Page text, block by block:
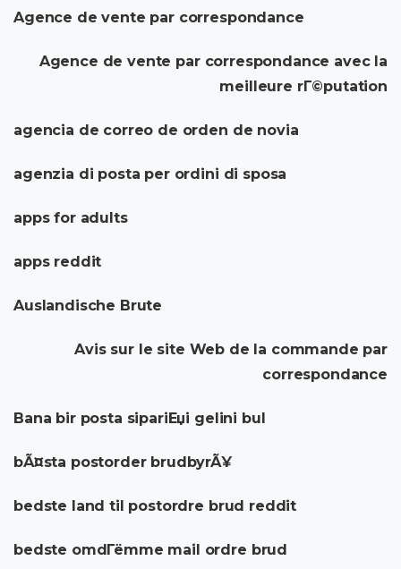
Agence de vente par correspondance
Agence de vente par correspondance avec la
meilleure rГ©putation
agencia de correo de orden de novia
agenzia di posta per ordini di sposa
apps for adults
apps reddit
Auslandische Brute
Avis sur le site Web de la commande par
correspondance
Bana bir posta sipariЕџi gelini bul
bÃ¤sta postorder brudbyrÃ¥
bedste land til postordre brud reddit
bedste omdГёmme mail ordre brud